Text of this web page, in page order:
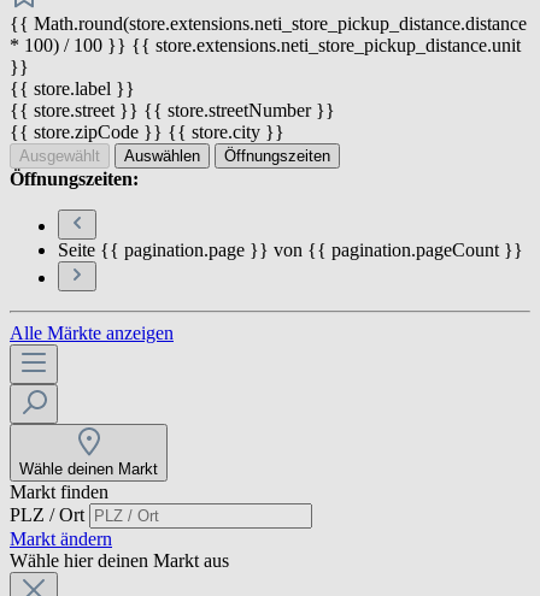
{{ Math.round(store.extensions.neti_store_pickup_distance.distance
* 100) / 100 }} {{ store.extensions.neti_store_pickup_distance.unit
}}
{{ store.label }}
{{ store.street }} {{ store.streetNumber }}
{{ store.zipCode }} {{ store.city }}
Ausgewählt Auswählen Öffnungszeiten
Öffnungszeiten:
Seite {{ pagination.page }} von {{ pagination.pageCount }}
Alle Märkte anzeigen
Wähle deinen Markt
Markt finden
PLZ / Ort
Markt ändern
Wähle hier deinen Markt aus